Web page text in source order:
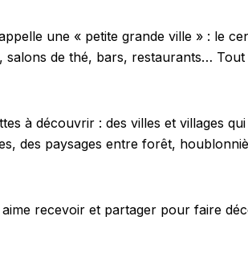
une « petite grande ville » : le
de thé, bars, restaurants…
à découvrir : des villes et villages
des paysages entre forêt,
recevoir et partager pour faire